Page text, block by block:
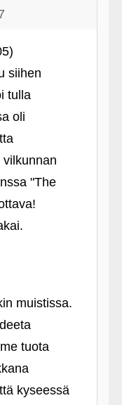
siihen
tulla
oli
"The
muistissa.
tuota
kyseessä